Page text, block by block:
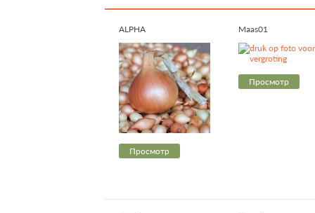
ALPHA
Просмотр
Maas01
Просмотр